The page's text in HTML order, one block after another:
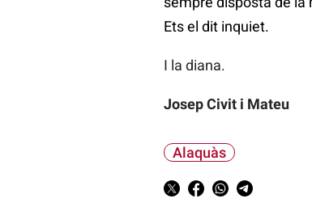
Ets el dit inquiet.
I la diana.
Josep Civit i Mateu
Alaquàs